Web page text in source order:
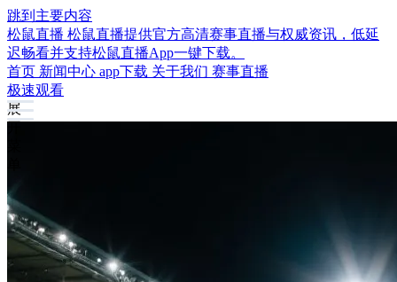
跳到主要内容
松鼠直播 松鼠直播提供官方高清赛事直播与权威资讯，低延
迟畅看并支持松鼠直播App一键下载。
首页 新闻中心 app下载 关于我们 赛事直播
极速观看
展